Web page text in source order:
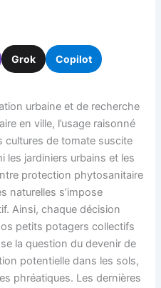
Grok Copilot
urbaine et de recherche
en ville, l’usage raisonné
cultures de tomate suscite
les jardiniers urbains et les
protection phytosanitaire
naturelles s’impose
Ainsi, chaque décision
petits potagers collectifs
la question du devenir de
potentielle dans les sols,
phréatiques. Les dernières